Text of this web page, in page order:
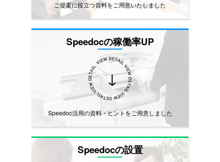
ご提案に役立つ資料をご用意いたしました
Speedocの稼働率UP
↓
Speedoc活用の資料・ヒントをご用意しました
Speedocの設置